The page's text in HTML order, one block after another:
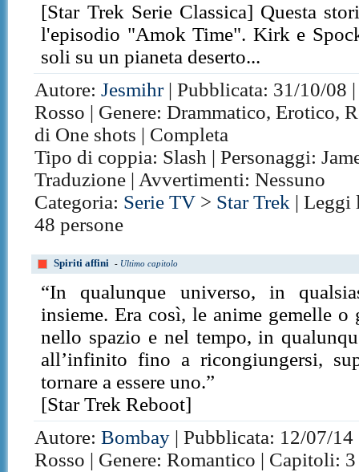
[Star Trek Serie Classica] Questa
l'episodio "Amok Time". Kirk e
soli su un pianeta deserto...
Autore:Jesmihr| Pubblicata: 31/10/08
Rosso | Genere: Drammatico, Erotico,
di One shots | Completa
Tipo di coppia: Slash | Personaggi:
Traduzione | Avvertimenti: Nessuno
Categoria: Serie TV > Star Trek | Leggi
48 persone
Spiriti affini - Ultimo capitolo
“In qualunque universo, in
insieme. Era così, le anime gemelle
nello spazio e nel tempo, in
all’infinito fino a ricongiungersi,
tornare a essere uno.”
[Star Trek Reboot]
Autore:Bombay | Pubblicata: 12/07/
Rosso | Genere: Romantico | Capitoli: